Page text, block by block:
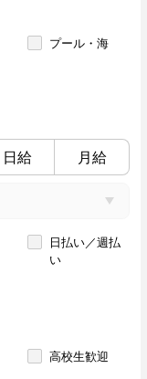
プール・海
日給 月給
日払い／週払
い
高校生歓迎